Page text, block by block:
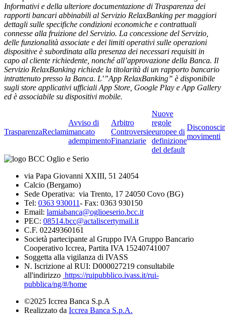
Informativi e della ulteriore documentazione di Trasparenza dei
rapporti bancari abbinabili al Servizio RelaxBanking per maggiori
dettagli sulle specifiche condizioni economiche e contrattuali
connesse alla fruizione del Servizio. La concessione del Servizio,
delle funzionalità associate e dei limiti operativi sulle operazioni
dispositive è subordinata alla presenza dei necessari requisiti in
capo al cliente richiedente, nonché all’approvazione della Banca. Il
Servizio RelaxBanking richiede la titolarità di un rapporto bancario
intrattenuto presso la Banca. L’”App RelaxBanking” è disponibile
sugli store applicativi ufficiali App Store, Google Play e App Gallery
ed è associabile su dispositivi mobile.
TrasparenzaReclami
Avviso di
mancato
adempimento
Arbitro
Controversie
Finanziarie
Nuove
regole
europee di
definizione
del default
movimenti
via Papa Giovanni XXIII, 51 24054
Calcio (Bergamo)
Sede Operativa: via Trento, 17 24050 Covo (BG)
Tel: 0363 930011- Fax: 0363 930150
Email: lamiabanca@oglioeserio.bcc.it
PEC: 08514.bcc@actaliscertymail.it
C.F. 02249360161
Società partecipante al Gruppo IVA Gruppo Bancario
Cooperativo Iccrea, Partita IVA 15240741007
Soggetta alla vigilanza di IVASS
N. Iscrizione al RUI: D000027219 consultabile
all'indirizzo https://ruipubblico.ivass.it/rui-
pubblica/ng/#/home
©2025 Iccrea Banca S.p.A
Realizzato da Iccrea Banca S.p.A.